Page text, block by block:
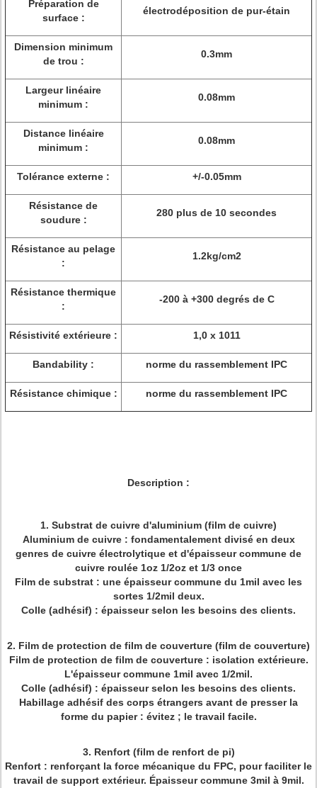
Préparation de
surface :
électrodéposition de pur-étain
Dimension minimum
de trou :
0.3mm
Largeur linéaire
minimum :
0.08mm
Distance linéaire
minimum :
0.08mm
Tolérance externe : +/-0.05mm
Résistance de
soudure :
280 plus de 10 secondes
Résistance au pelage
:
1.2kg/cm2
Résistance thermique
:
-200 à +300 degrés de C
Résistivité extérieure : 1,0 x 1011
Bandability : norme du rassemblement IPC
Résistance chimique : norme du rassemblement IPC
Description :
1. Substrat de cuivre d'aluminium (film de cuivre)
Aluminium de cuivre : fondamentalement divisé en deux
genres de cuivre électrolytique et d'épaisseur commune de
cuivre roulée 1oz 1/2oz et 1/3 once
Film de substrat : une épaisseur commune du 1mil avec les
sortes 1/2mil deux.
Colle (adhésif) : épaisseur selon les besoins des clients.
2. Film de protection de film de couverture (film de couverture)
Film de protection de film de couverture : isolation extérieure.
L'épaisseur commune 1mil avec 1/2mil.
Colle (adhésif) : épaisseur selon les besoins des clients.
Habillage adhésif des corps étrangers avant de presser la
forme du papier : évitez ; le travail facile.
3. Renfort (film de renfort de pi)
Renfort : renforçant la force mécanique du FPC, pour faciliter le
travail de support extérieur. Épaisseur commune 3mil à 9mil.